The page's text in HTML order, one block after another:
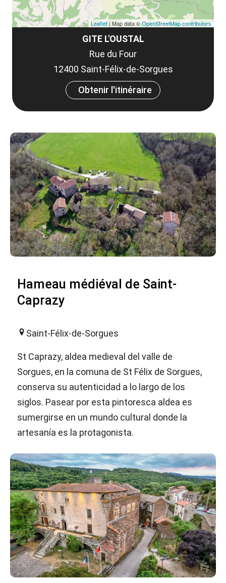
GITE L'OUSTAL
Rue du Four
12400 Saint-Félix-de-Sorgues
Obtenir l'itinéraire
Leaflet | Map data ©OpenStreetMap contributors
Hameau médiéval de Saint-
Caprazy
Saint-Félix-de-Sorgues
St Caprazy, aldea medieval del valle de
Sorgues, en la comuna de St Félix de Sorgues,
conserva su autenticidad a lo largo de los
siglos. Pasear por esta pintoresca aldea es
sumergirse en un mundo cultural donde la
artesanía es la protagonista.